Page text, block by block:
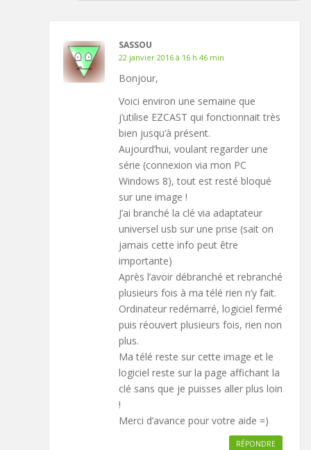
SASSOU
22 janvier 2016 à 16 h 46 min
Bonjour,
Voici environ une semaine que
j’utilise EZCAST qui fonctionnait très
bien jusqu’à présent.
Aujourd’hui, voulant regarder une
série (connexion via mon PC
Windows 8), tout est resté bloqué
sur une image !
J’ai branché la clé via adaptateur
universel usb sur une prise (sait on
jamais cette info peut être
importante)
Après l’avoir débranché et rebranché
plusieurs fois à ma télé rien n’y fait.
Ordinateur redémarré, logiciel fermé
puis réouvert plusieurs fois, rien non
plus.
Ma télé reste sur cette image et le
logiciel reste sur la page affichant la
clé sans que je puisses aller plus loin
!
Merci d’avance pour votre aide =)
RÉPONDRE